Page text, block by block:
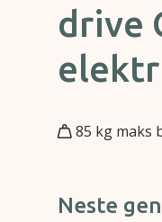
drive
85 kg maks
Neste